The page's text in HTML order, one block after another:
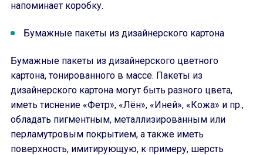
напоминает коробку.
Бумажные пакеты из дизайнерского картона
Бумажные пакеты из дизайнерского цветного
картона, тонированного в массе. Пакеты из
дизайнерского картона могут быть разного цвета,
иметь тиснение «Фетр», «Лён», «Иней», «Кожа» и пр.,
обладать пигментным, металлизированным или
перламутровым покрытием, а также иметь
поверхность, имитирующую, к примеру, шерсть